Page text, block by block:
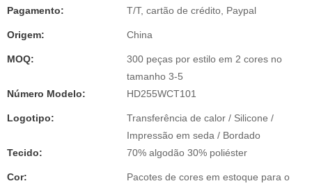
Pagamento: T/T, cartão de crédito, Paypal
Origem: China
MOQ:
300 peças por estilo em 2 cores no
tamanho 3-5
Número Modelo:
HD255WCT101
Logotipo:
Transferência de calor / Silicone /
Impressão em seda / Bordado
Tecido:
70% algodão 30% poliéster
Cor:
Pacotes de cores em estoque para o